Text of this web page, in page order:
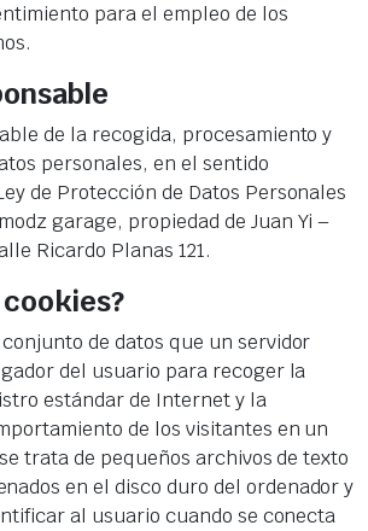
para el empleo de los
de la recogida, procesamiento y
personales, en el sentido
de Protección de Datos Personales
garage, propiedad de Juan Yi –
Ricardo Planas 121.
de datos que un servidor
del usuario para recoger la
estándar de Internet y la
de los visitantes en un
trata de pequeños archivos de texto
en el disco duro del ordenador y
al usuario cuando se conecta